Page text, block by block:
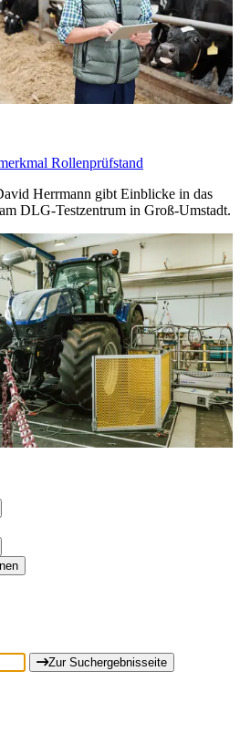
Rollenprüfstand
Herrmann gibt Einblicke in das
DLG-Testzentrum in Groß-Umstadt.
Zur Suchergebnisseite